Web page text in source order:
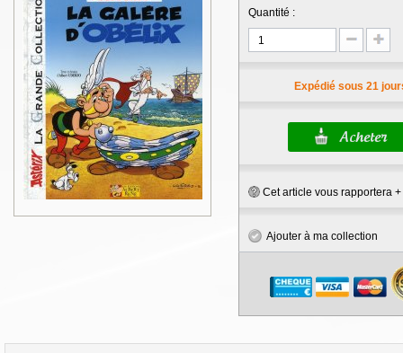
Quantité :
Expédié sous 21
Cet article vous rapportera +
Ajouter à ma collection